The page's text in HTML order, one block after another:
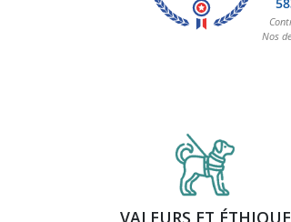
VALEURS ET ÉTHIQUE